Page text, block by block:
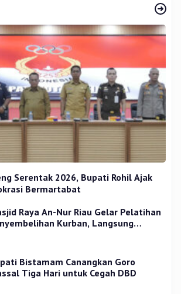
Serentak 2026, Bupati Rohil Ajak
Bermartabat
Raya An-Nur Riau Gelar Pelatihan
Kurban, Langsung
Bistamam Canangkan Goro
Tiga Hari untuk Cegah DBD